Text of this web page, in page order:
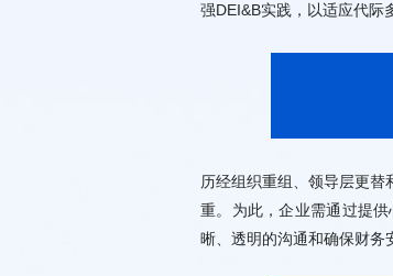
强DEI&B实践，以适应代际
晰、透明的沟通和确保财务